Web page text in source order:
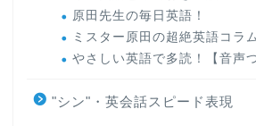
原田先生の毎日英語！
ミスター原田の超絶英語コラ
やさしい英語で多読！【音声
"シン"・英会話スピード表現